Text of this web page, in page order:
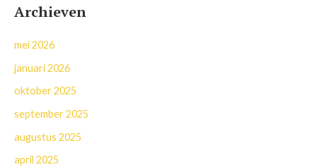
Archieven
mei 2026
januari 2026
oktober 2025
september 2025
augustus 2025
april 2025